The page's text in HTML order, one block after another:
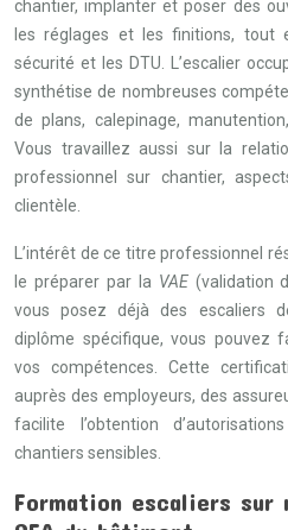
chantier, implanter et poser des
les réglages et les finitions, tout
sécurité et les DTU. L’escalier
synthétise de nombreuses
de plans, calepinage,
Vous travaillez aussi sur la
professionnel sur chantier,
clientèle.
L’intérêt de ce titre professionnel
le préparer par la VAE(validation
vous posez déjà des escaliers
diplôme spécifique, vous pouvez
vos compétences. Cette
auprès des employeurs, des
facilite l’obtention
chantiers sensibles.
Formation escaliers sur